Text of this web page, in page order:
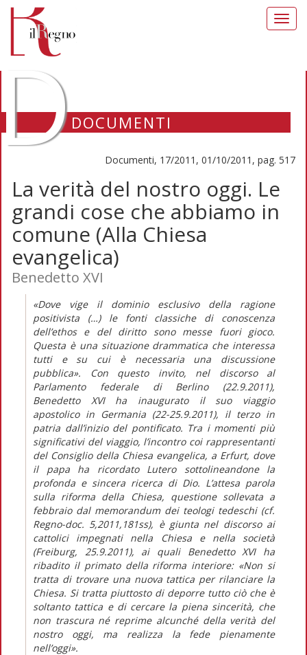
DOCUMENTI
Documenti, 17/2011, 01/10/2011, pag. 517
La verità del nostro oggi. Le
grandi cose che abbiamo in
comune (Alla Chiesa
evangelica)
Benedetto XVI
«Dove vige il dominio esclusivo della ragione
positivista (…) le fonti classiche di conoscenza
dell’ethos e del diritto sono messe fuori gioco.
Questa è una situazione drammatica che interessa
tutti e su cui è necessaria una discussione
pubblica». Con questo invito, nel discorso al
Parlamento federale di Berlino (22.9.2011),
Benedetto XVI ha inaugurato il suo viaggio
apostolico in Germania (22-25.9.2011), il terzo in
patria dall’inizio del pontificato. Tra i momenti più
significativi del viaggio, l’incontro coi rappresentanti
del Consiglio della Chiesa evangelica, a Erfurt, dove
il papa ha ricordato Lutero sottolineandone la
profonda e sincera ricerca di Dio. L’attesa parola
sulla riforma della Chiesa, questione sollevata a
febbraio dal memorandum dei teologi tedeschi (cf.
Regno-doc. 5,2011,181ss), è giunta nel discorso ai
cattolici impegnati nella Chiesa e nella società
(Freiburg, 25.9.2011), ai quali Benedetto XVI ha
ribadito il primato della riforma interiore: «Non si
tratta di trovare una nuova tattica per rilanciare la
Chiesa. Si tratta piuttosto di deporre tutto ciò che è
soltanto tattica e di cercare la piena sincerità, che
non trascura né reprime alcunché della verità del
nostro oggi, ma realizza la fede pienamente
nell’oggi».